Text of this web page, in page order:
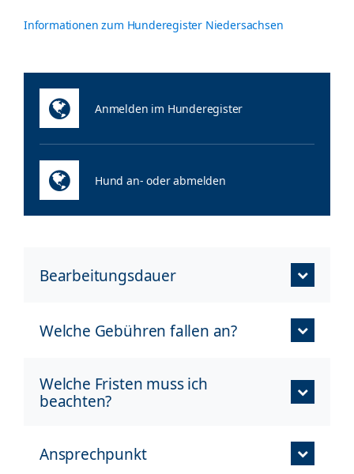
Informationen zum Hunderegister Niedersachsen
Anmelden im Hunderegister
Hund an- oder abmelden
Bearbeitungsdauer
Welche Gebühren fallen an?
Welche Fristen muss ich
beachten?
Ansprechpunkt